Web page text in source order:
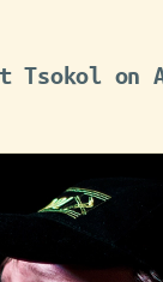
Tsokol on